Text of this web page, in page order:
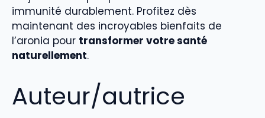
immunité durablement. Profitez dès
maintenant des incroyables bienfaits de
l’aronia pour transformer votre santé
naturellement.
Auteur/autrice